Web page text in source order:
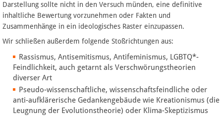
Darstellung sollte nicht in den Versuch münden, eine definitive
inhaltliche Bewertung vorzunehmen oder Fakten und
Zusammenhänge in ein ideologisches Raster einzupassen.
Wir schließen außerdem folgende Stoßrichtungen aus:
Rassismus, Antisemitismus, Antifeminismus, LGBTQ*-
Feindlichkeit, auch getarnt als Verschwörungstheorien
diverser Art
Pseudo-wissenschaftliche, wissenschaftsfeindliche oder
anti-aufklärerische Gedankengebäude wie Kreationismus (die
Leugnung der Evolutionstheorie) oder Klima-Skeptizismus